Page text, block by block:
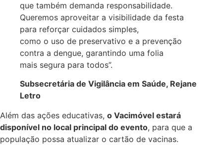
que também demanda responsabilidade.
Queremos aproveitar a visibilidade da festa
para reforçar cuidados simples,
como o uso de preservativo e a prevenção
contra a dengue, garantindo uma folia
mais segura para todos”.
Subsecretária de Vigilância em Saúde, Rejane
Letro
Além das ações educativas, o Vacimóvel estará
disponível no local principal do evento, para que a
população possa atualizar o cartão de vacinas.